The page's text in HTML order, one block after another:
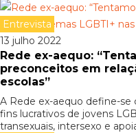
Entrevista
13 julho 2022
Rede ex-aequo:
preconceitos em
escolas”
A Rede ex-aequo define-se
fins lucrativos de jovens
transexuais, intersexo e